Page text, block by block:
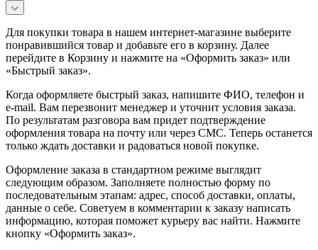
Для покупки товара в нашем интернет-магазине выберите
понравившийся товар и добавьте его в корзину. Далее
перейдите в Корзину и нажмите на «Оформить заказ» или
«Быстрый заказ».
Когда оформляете быстрый заказ, напишите ФИО, телефон и
e-mail. Вам перезвонит менеджер и уточнит условия заказа.
По результатам разговора вам придет подтверждение
оформления товара на почту или через СМС. Теперь останется
только ждать доставки и радоваться новой покупке.
Оформление заказа в стандартном режиме выглядит
следующим образом. Заполняете полностью форму по
последовательным этапам: адрес, способ доставки, оплаты,
данные о себе. Советуем в комментарии к заказу написать
информацию, которая поможет курьеру вас найти. Нажмите
кнопку «Оформить заказ».